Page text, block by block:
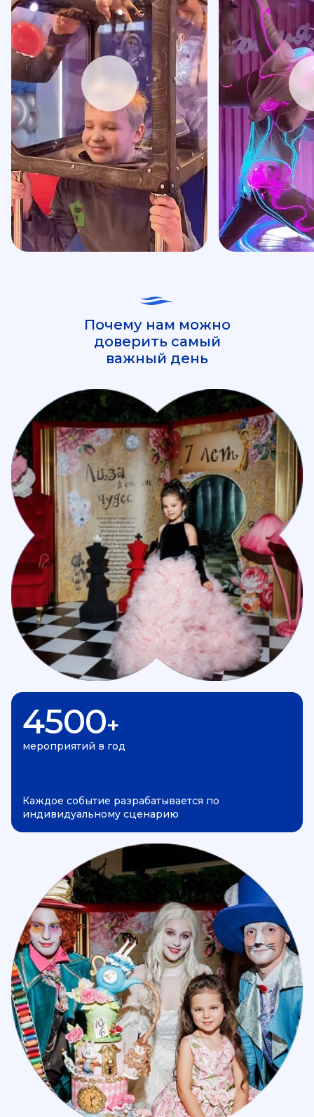
Почему нам можно
доверить самый
важный день
4500+
мероприятий в год
Каждое событие разрабатывается по
индивидуальному сценарию